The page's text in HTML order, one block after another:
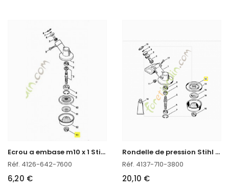
E
crou a embase m10 x 1 Stihl réf. 4126-642-7600
Réf. 4126-642-7600
6,20 €
R
ondelle de pression Stihl réf. 4137-710-3800
Réf. 4137-710-3800
20,10 €